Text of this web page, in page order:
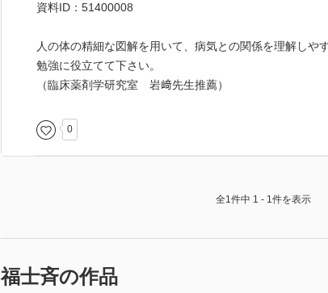
資料ID：51400008
人の体の精細な図解を用いて、病気との関係を理解しや
勉強に役立てて下さい。
（臨床薬剤学研究室 岩﨑先生推薦）
0
全1件中 1 - 1件を表示
福士斉の作品